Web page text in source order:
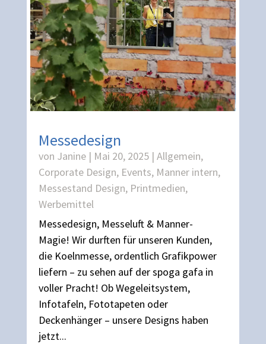
Messedesign
von Janine| Mai 20, 2025| Allgemein,
Corporate Design, Events, Manner intern,
Messestand Design, Printmedien,
Werbemittel
Messedesign, Messeluft & Manner-
Magie! Wir durften für unseren Kunden,
die Koelnmesse, ordentlich Grafikpower
liefern – zu sehen auf der spoga gafa in
voller Pracht! Ob Wegeleitsystem,
Infotafeln, Fototapeten oder
Deckenhänger – unsere Designs haben
jetzt...